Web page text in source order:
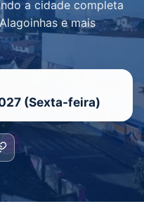
a cidade completa
e mais
(Sexta-feira)